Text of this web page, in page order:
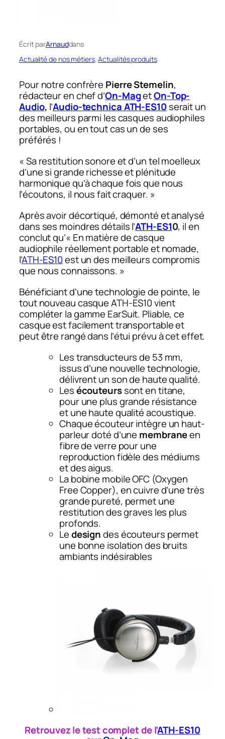
Écrit parArnauddans
Actualité de nos métiers, Actualités produits
Pour notre confrère Pierre Stemelin,
rédacteur en chef d’On-MagetOn-Top-
Audio, l’Audio-technica ATH-ES10 serait un
des meilleurs parmi les casques audiophiles
portables, ou en tout cas un de ses
préférés !
« Sa restitution sonore et d’un tel moelleux
d’une si grande richesse et plénitude
harmonique qu’à chaque fois que nous
l’écoutons, il nous fait craquer. »
Après avoir décortiqué, démonté et analysé
dans ses moindres détails l’ATH-ES10, il en
conclut qu’« En matière de casque
audiophile réellement portable et nomade,
l’ATH-ES10est un des meilleurs compromis
que nous connaissons. »
Bénéficiant d’une technologie de pointe, le
tout nouveau casque ATH-ES10 vient
compléter la gamme EarSuit. Pliable, ce
casque est facilement transportable et
peut être rangé dans l’étui prévu à cet effet.
Les transducteurs de 53 mm,
issus d’une nouvelle technologie,
délivrent un son de haute qualité.
Lesécouteurssont en titane,
pour une plus grande résistance
et une haute qualité acoustique.
Chaque écouteur intègre un haut-
parleur doté d’une membraneen
fibre de verre pour une
reproduction fidèle des médiums
et des aigus.
La bobine mobile OFC (Oxygen
Free Copper), en cuivre d’une très
grande pureté, permet une
restitution des graves les plus
profonds.
Ledesigndes écouteurs permet
une bonne isolation des bruits
ambiants indésirables
Retrouvez le test complet de l’ATH-ES10